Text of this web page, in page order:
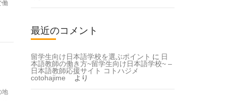
働
地
最近のコメント
留学生向け日本語学校を選ぶポイント に 日
本語教師の働き方~留学生向け日本語学校~ –
日本語教師応援サイト コトハジメ
cotohajime
より